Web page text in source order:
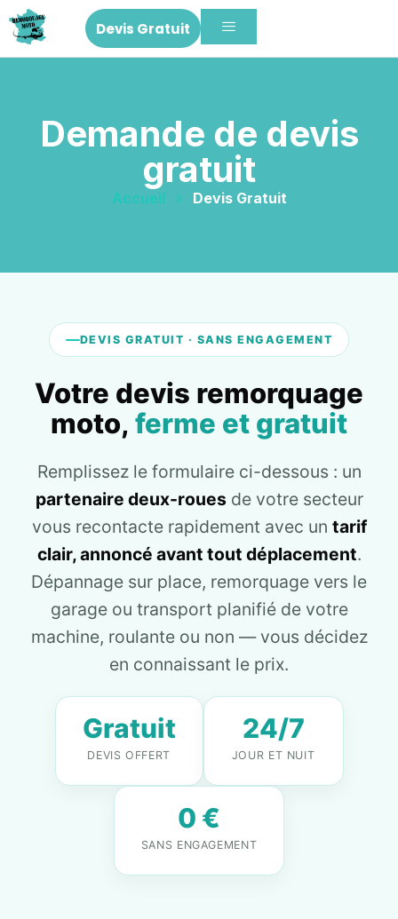
Devis Gratuit
Demande de devis
gratuit
Accueil » Devis Gratuit
DEVIS GRATUIT · SANS ENGAGEMENT
Votre devis remorquage
moto, ferme et gratuit
Remplissez le formulaire ci-dessous : un
partenaire deux-rouesde votre secteur
vous recontacte rapidement avec un tarif
clair, annoncé avant tout déplacement.
Dépannage sur place, remorquage vers le
garage ou transport planifié de votre
machine, roulante ou non — vous décidez
en connaissant le prix.
Gratuit
DEVIS OFFERT
24/7
JOUR ET NUIT
0 €
SANS ENGAGEMENT